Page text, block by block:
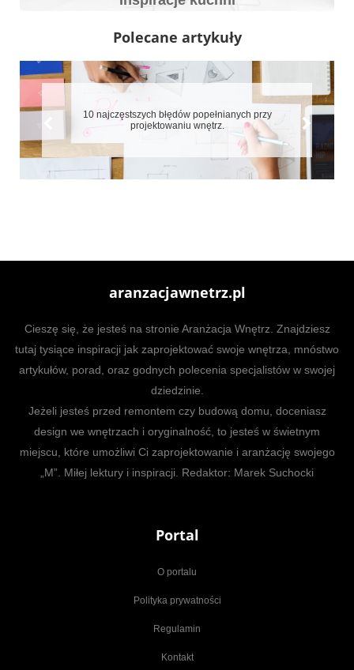
Polecane artykuły
10 najczęstszych błędów popełnianych przy
projektowaniu wnętrz.
aranzacjawnetrz.pl
Cieszę się, że jesteś na stronie Aranżacja Wnętrz. Znajdziesz
tutaj tysiące inspiracji jak zaprojektować swoje wnętrza, mnóstwo
artykułów, porad, oraz godnych polecenia specjalistów w swojej
dziedzinie.
Jeżeli jesteś przed remontem czy budową domu, doceniasz
design we wnętrzach i oryginalność, to jesteś w świetnym
miejscu, które umożliwi Ci zaprojektowanie i aranżację swojego
„M”. Miłej lektury i inspiracji. Redaktor: Marek Suchocki
Portal
O portalu
Polityka prywatności
Regulamin
Kontakt